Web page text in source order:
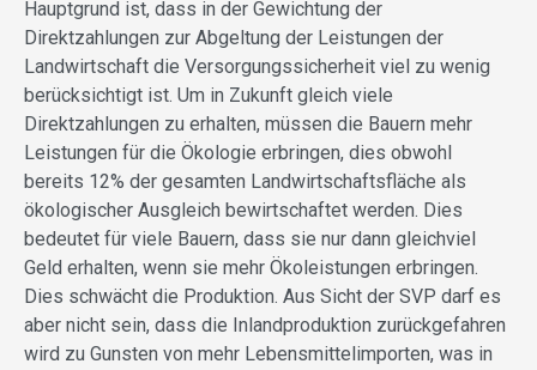
Hauptgrund ist, dass in der Gewichtung der
Direktzahlungen zur Abgeltung der Leistungen der
Landwirtschaft die Versorgungssicherheit viel zu wenig
berücksichtigt ist. Um in Zukunft gleich viele
Direktzahlungen zu erhalten, müssen die Bauern mehr
Leistungen für die Ökologie erbringen, dies obwohl
bereits 12% der gesamten Landwirtschaftsfläche als
ökologischer Ausgleich bewirtschaftet werden. Dies
bedeutet für viele Bauern, dass sie nur dann gleichviel
Geld erhalten, wenn sie mehr Ökoleistungen erbringen.
Dies schwächt die Produktion. Aus Sicht der SVP darf es
aber nicht sein, dass die Inlandproduktion zurückgefahren
wird zu Gunsten von mehr Lebensmittelimporten, was in